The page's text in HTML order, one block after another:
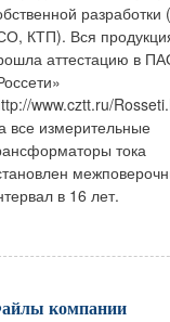
разработки
КТП). Вся
аттестацию в
www.cztt.ru/
все измерительные
тока
в 16 лет.
компании